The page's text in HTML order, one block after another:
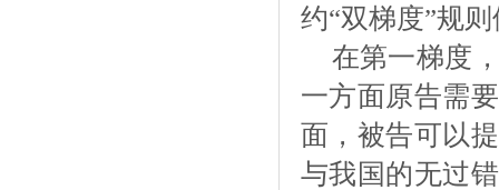
约“双梯度”规
在第一梯度
一方面原告需
面，被告可以
与我国的无过